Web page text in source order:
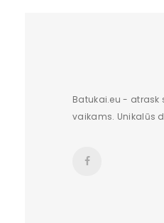
Batukai.eu - atrask
vaikams. Unikalūs